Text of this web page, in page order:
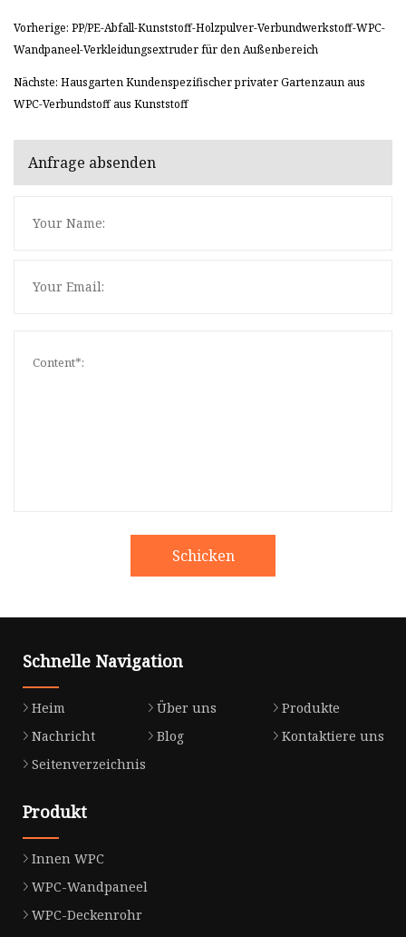
Vorherige: PP/PE-Abfall-Kunststoff-Holzpulver-Verbundwerkstoff-WPC-
Wandpaneel-Verkleidungsextruder für den Außenbereich
Nächste: Hausgarten Kundenspezifischer privater Gartenzaun aus
WPC-Verbundstoff aus Kunststoff
Anfrage absenden
Schicken
Schnelle Navigation
Heim Über uns
Produkte
Nachricht
Blog
Kontaktiere uns
Seitenverzeichnis
Produkt
Innen WPC
WPC-Wandpaneel
WPC-Deckenrohr